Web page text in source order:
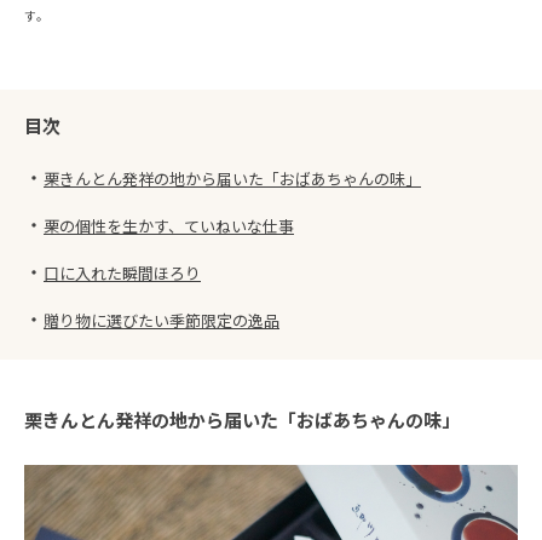
す。
目次
・ 栗きんとん発祥の地から届いた「おばあちゃんの味」
・ 栗の個性を生かす、ていねいな仕事
・ 口に入れた瞬間ほろり
・ 贈り物に選びたい季節限定の逸品
栗きんとん発祥の地から届いた「おばあちゃんの味」